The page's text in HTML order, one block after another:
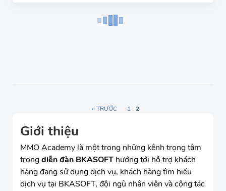
‹‹ TRƯỚC 1 2
Giới thiệu
MMO Academy là một trong những kênh trọng tâm
trongdiễn đàn BKASOFT hướng tới hỗ trợ khách
hàng đang sử dụng dịch vụ, khách hàng tìm hiểu
dịch vụ tại BKASOFT, đội ngũ nhân viên và cộng tác